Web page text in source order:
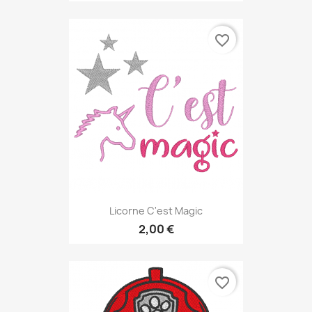
Licorne C'est Magic
2,00 €
favorite_border
favorite_border